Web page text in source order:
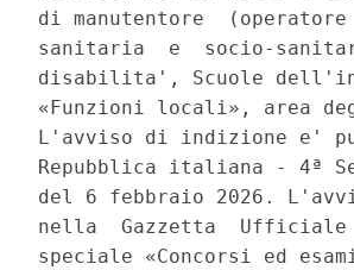
di manutentore
sanitaria  e  socio-
disabilita', Scuole
«Funzioni locali», area
L'avviso di indizione e'
Repubblica italiana - 4ª
del 6 febbraio 2026.
nella  Gazzetta
speciale «Concorsi ed